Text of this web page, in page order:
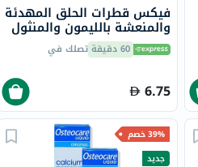
فيكس قطرات الحلق المهدئة
والمنعشة بالليمون والمنثول
40 جرام 60 دقيقة تصلك في
6.75
39% خصم
جديد